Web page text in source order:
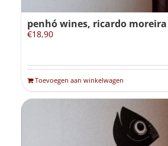
penhó wines, ricardo moreira
€18,90
Toevoegen aan winkelwagen